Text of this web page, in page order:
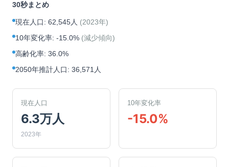
30秒まとめ
現在人口: 62,545人 (2023年)
10年変化率: -15.0% (減少傾向)
高齢化率: 36.0%
2050年推計人口: 36,571人
現在人口
6.3万人
2023年
10年変化率
-15.0%